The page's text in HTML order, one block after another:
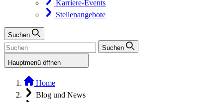
Karriere-Events
Stellenangebote
Suchen
Suchen
Hauptmenü öffnen
Home
Blog und News